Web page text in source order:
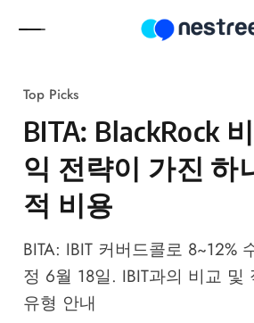
Top Picks
BITA: BlackRock
익 전략이 가진 하
적 비용
BITA: IBIT 커버드콜로 8~12%
정 6월 18일. IBIT과의 비교 및
유형 안내